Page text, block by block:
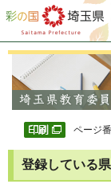
彩の国 埼玉県
ページ
登録している